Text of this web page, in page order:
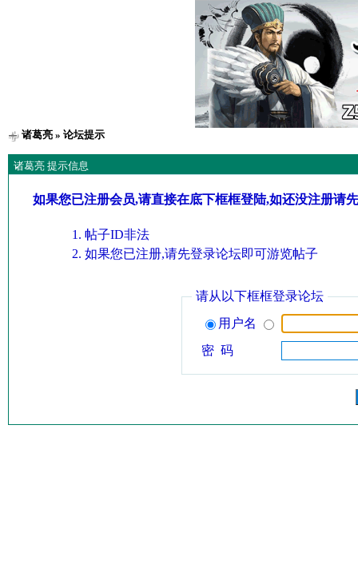
诸葛亮» 论坛提示
诸葛亮 提示信息
如果您已注册会员,请直接在底下框框登陆,如还没注册请
帖子ID非法
如果您已注册,请先登录论坛即可游览帖子
请从以下框框登录论坛
用户名
密 码